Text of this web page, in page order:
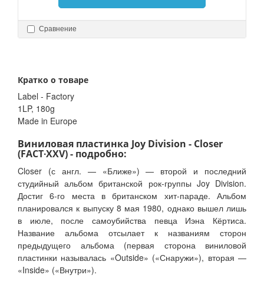
Сравнение
Кратко о товаре
Label - Factory
1LP, 180g
Made in Europe
Виниловая пластинка Joy Division - Closer
(FACT∙XXV) - подробно:
Closer (с англ. — «Ближе») — второй и последний
студийный альбом британской рок-группы Joy Division.
Достиг 6-го места в британском хит-параде. Альбом
планировался к выпуску 8 мая 1980, однако вышел лишь
в июле, после самоубийства певца Иэна Кёртиса.
Название альбома отсылает к названиям сторон
предыдущего альбома (первая сторона виниловой
пластинки называлась «Outside» («Снаружи»), вторая —
«Inside» («Внутри»).